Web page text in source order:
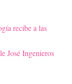
recibe a las
José Ingenieros